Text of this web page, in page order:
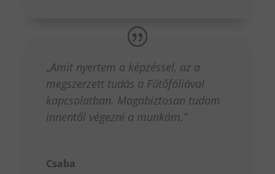
„Amit nyertem a képzéssel, az a
megszerzett tudás a Fűtőfóliával
kapcsolatban. Magabiztosan tudom
innentől végezni a munkám.”
Csaba